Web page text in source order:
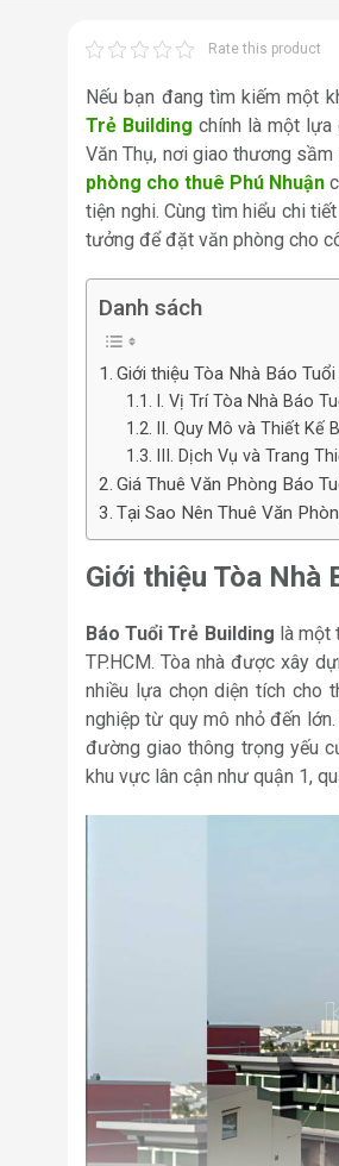
Rate this product
Nếu bạn đang tìm kiếm một
Trẻ Building chính là một
Văn Thụ, nơi giao thương
phòng cho thuê Phú Nhuận
tiện nghi. Cùng tìm hiểu chi
tưởng để đặt văn phòng cho
Danh sách
Giới thiệu Tòa Nhà Báo
I. Vị Trí Tòa Nhà Báo
II. Quy Mô và Thiết Kế
III. Dịch Vụ và Trang
Giá Thuê Văn Phòng Báo
Tại Sao Nên Thuê Văn
Giới thiệu Tòa Nhà
Báo Tuổi Trẻ Building là một
TP.HCM. Tòa nhà được xây
nhiều lựa chọn diện tích cho
nghiệp từ quy mô nhỏ đến
đường giao thông trọng yếu
khu vực lân cận như quận 1,